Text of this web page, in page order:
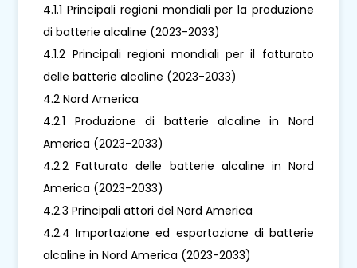
4.1.1 Principali regioni mondiali per la produzione
di batterie alcaline (2023-2033)
4.1.2 Principali regioni mondiali per il fatturato
delle batterie alcaline (2023-2033)
4.2 Nord America
4.2.1 Produzione di batterie alcaline in Nord
America (2023-2033)
4.2.2 Fatturato delle batterie alcaline in Nord
America (2023-2033)
4.2.3 Principali attori del Nord America
4.2.4 Importazione ed esportazione di batterie
alcaline in Nord America (2023-2033)